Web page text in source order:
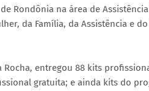
Rondônia na área de
da Família, da Assistência e
entregou 88 kits
gratuita; e ainda kits do